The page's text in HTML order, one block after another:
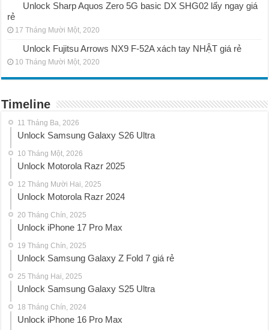
Unlock Sharp Aquos Zero 5G basic DX SHG02 lấy ngay giá
rẻ
17 Tháng Mười Một, 2020
Unlock Fujitsu Arrows NX9 F-52A xách tay NHẬT giá rẻ
10 Tháng Mười Một, 2020
Timeline
11 Tháng Ba, 2026
Unlock Samsung Galaxy S26 Ultra
10 Tháng Một, 2026
Unlock Motorola Razr 2025
12 Tháng Mười Hai, 2025
Unlock Motorola Razr 2024
20 Tháng Chín, 2025
Unlock iPhone 17 Pro Max
19 Tháng Chín, 2025
Unlock Samsung Galaxy Z Fold 7 giá rẻ
25 Tháng Hai, 2025
Unlock Samsung Galaxy S25 Ultra
18 Tháng Chín, 2024
Unlock iPhone 16 Pro Max